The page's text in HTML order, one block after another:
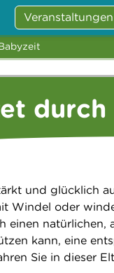
Veranstaltungen
und glücklich
Windel oder
einen natürlichen,
kann, eine
Sie in dieser